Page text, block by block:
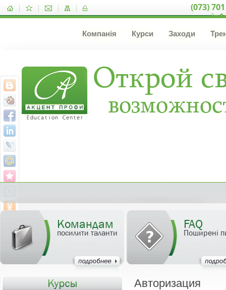
(073)
Компанія Курси Заходи
Командам
посилити таланти
FAQ
Поширені
Авторизация